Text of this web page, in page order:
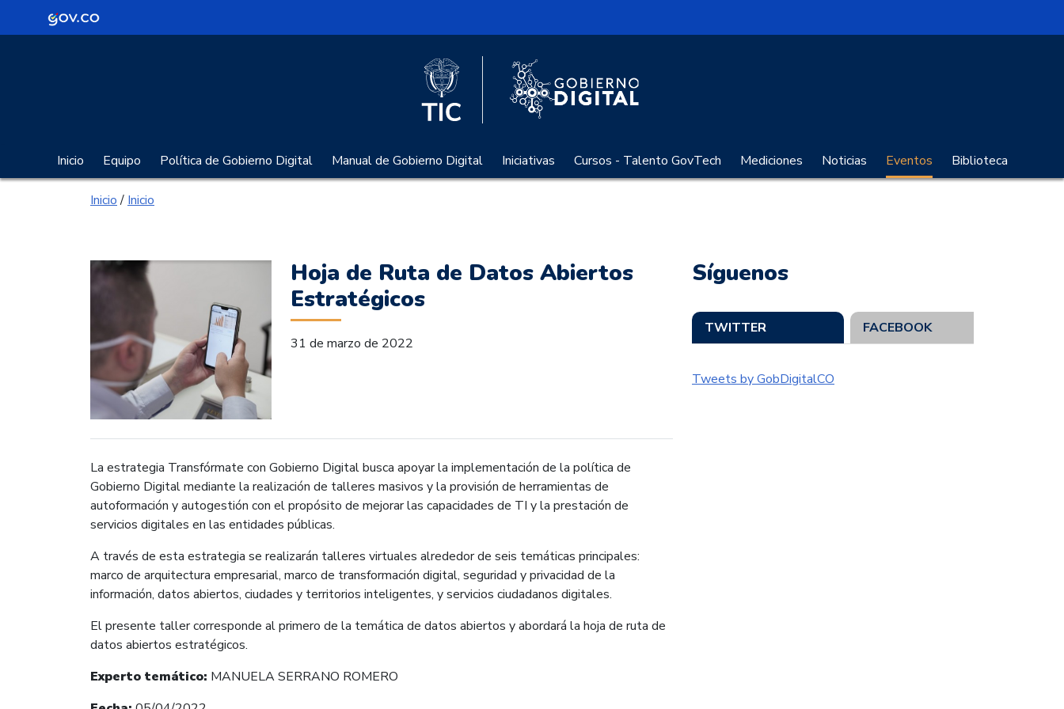
Logo Gobierno de Colombia
Logo del Ministerio TIC
Inicio Equipo Política de Gobierno Digital Manual de Gobierno Digital Iniciativas Cursos - Talento GovTech Mediciones Noticias Eventos Biblioteca
Inicio/Inicio
Hoja de Ruta de Datos Abiertos
Estratégicos
31 de marzo de 2022
La estrategia Transfórmate con Gobierno Digital busca apoyar la implementación de la política de
Gobierno Digital mediante la realización de talleres masivos y la provisión de herramientas de
autoformación y autogestión con el propósito de mejorar las capacidades de TI y la prestación de
servicios digitales en las entidades públicas.
A través de esta estrategia se realizarán talleres virtuales alrededor de seis temáticas principales:
marco de arquitectura empresarial, marco de transformación digital, seguridad y privacidad de la
información, datos abiertos, ciudades y territorios inteligentes, y servicios ciudadanos digitales.
El presente taller corresponde al primero de la temática de datos abiertos y abordará la hoja de ruta de
datos abiertos estratégicos.
Experto temático: MANUELA SERRANO ROMERO
Síguenos
TWITTER FACEBOOK
Tweets by GobDigitalCO